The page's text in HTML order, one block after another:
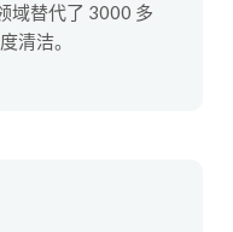
域替代了 3000 多
清洁。